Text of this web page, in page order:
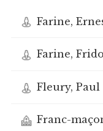
Farine,
Farine,
Fleury, Paul
Franc-